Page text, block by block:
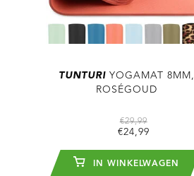
TUNTURIYOGAMAT 8MM,
ROSÉGOUD
€29,99
€24,99
IN WINKELWAGEN